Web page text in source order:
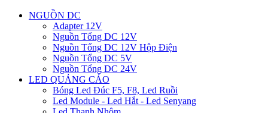
NGUỒN DC
Adapter 12V
Nguồn Tổng DC 12V
Nguồn Tổng DC 12V Hộp Điện
Nguồn Tổng DC 5V
Nguồn Tổng DC 24V
LED QUẢNG CÁO
Bóng Led Đúc F5, F8, Led Ruồi
Led Module - Led Hắt - Led Senyang